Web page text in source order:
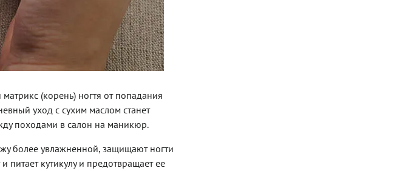
(корень) ногтя от попадания
уход с сухим маслом станет
походами в салон на маникюр.
более увлажненной, защищают ногти
питает кутикулу и предотвращает ее